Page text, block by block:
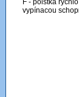
F - poistka
vypínacou